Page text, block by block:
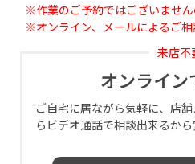
※作業のご予約ではございません
※オンライン、メールによるご相
来店不
オンライン
ご自宅に居ながら気軽に、店
らビデオ通話で相談出来るから